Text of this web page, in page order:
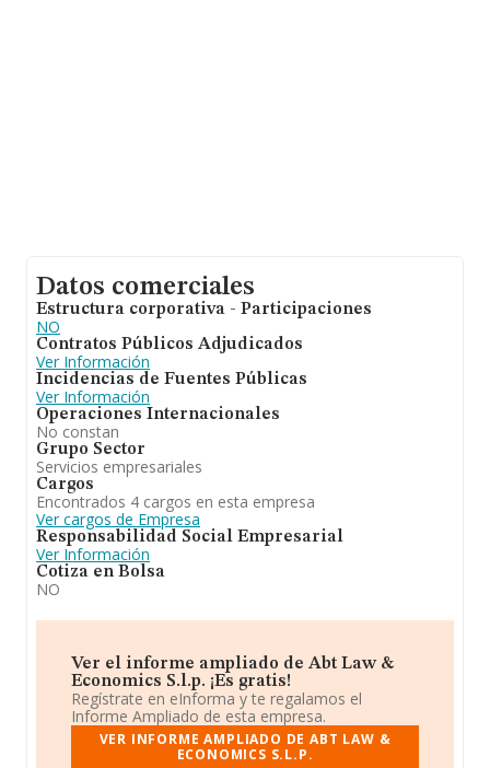
Datos comerciales
Estructura corporativa - Participaciones
NO
Contratos Públicos Adjudicados
Ver Información
Incidencias de Fuentes Públicas
Ver Información
Operaciones Internacionales
No constan
Grupo Sector
Servicios empresariales
Cargos
Encontrados 4 cargos en esta empresa
Ver cargos de Empresa
Responsabilidad Social Empresarial
Ver Información
Cotiza en Bolsa
NO
Ver el informe ampliado de Abt Law &
Economics S.l.p. ¡Es gratis!
Regístrate en eInforma y te regalamos el
Informe Ampliado de esta empresa.
VER INFORME AMPLIADO DE ABT LAW &
ECONOMICS S.L.P.